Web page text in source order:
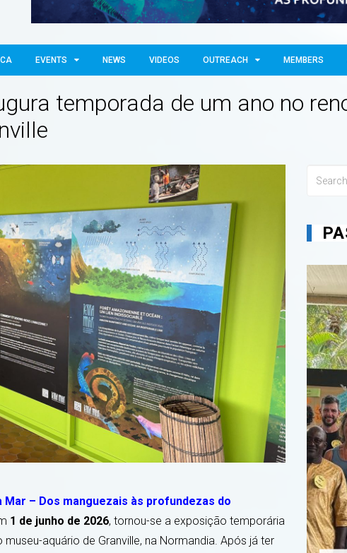
EVENTS NEWS VIDEOS OUTREACH MEMBERS
temporada de um ano no
Mar – Dos manguezais às profundezas do
1 de junho de 2026, tornou-se a exposição temporária
aquário de Granville, na Normandia. Após já ter